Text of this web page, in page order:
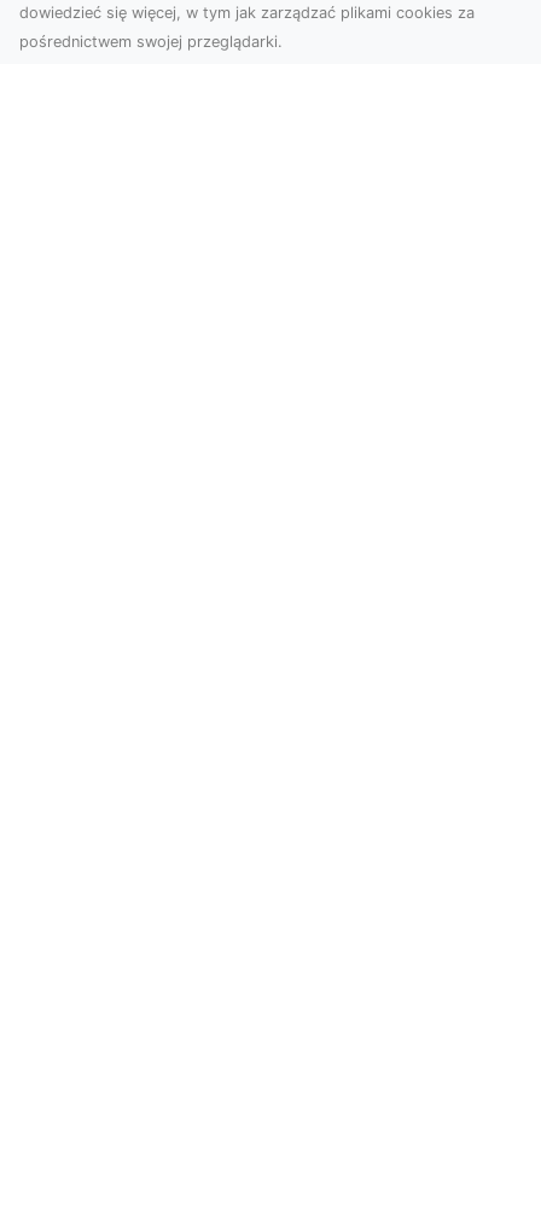
dowiedzieć się więcej, w tym jak zarządzać plikami cookies za
pośrednictwem swojej przeglądarki.